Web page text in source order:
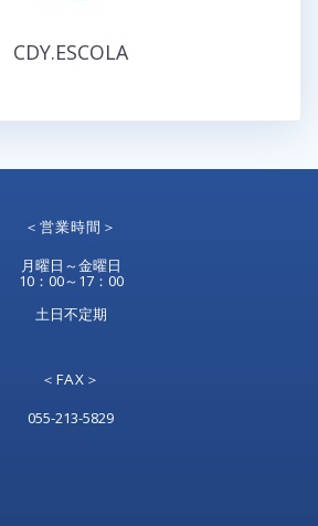
CDY.ESCOLA
＜営業時間＞
月曜日～金曜日
10：00～17：00
土日不定期
＜FAX＞
055-213-5829